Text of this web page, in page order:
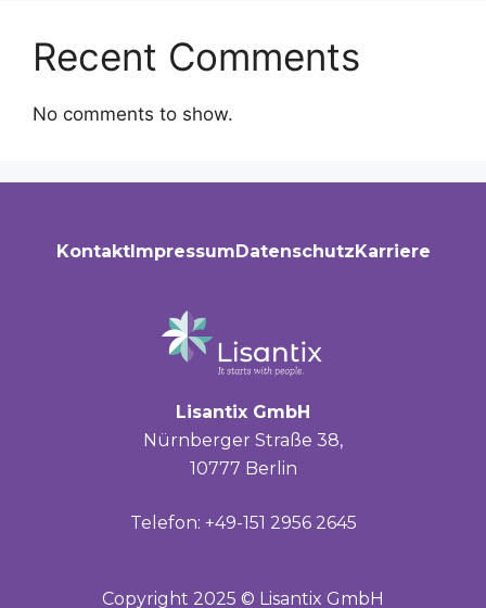
Recent Comments
No comments to show.
KontaktImpressumDatenschutzKarriere
Lisantix GmbH
Nürnberger Straße 38,
10777 Berlin
Telefon: +49-151 2956 2645
Copyright 2025 © Lisantix GmbH